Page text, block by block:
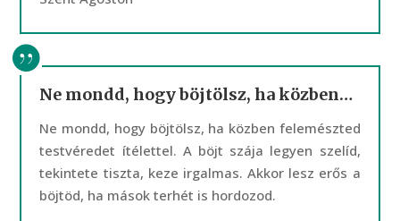
Ne mondd, hogy böjtölsz, ha közben…
Ne mondd, hogy böjtölsz, ha közben felemészted
testvéredet ítélettel. A böjt szája legyen szelíd,
tekintete tiszta, keze irgalmas. Akkor lesz erős a
böjtöd, ha mások terhét is hordozod.